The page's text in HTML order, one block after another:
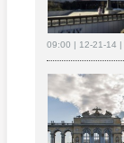
09:00 | 12-21-14 |